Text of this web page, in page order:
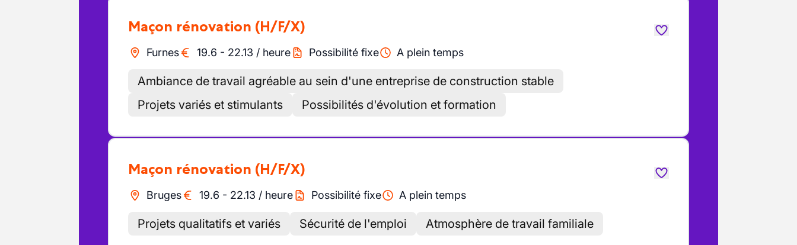
Maçon rénovation (H/F/X)
Furnes 19.6 - 22.13 / heure Possibilité fixe A plein temps
Ambiance de travail agréable au sein d'une entreprise de construction stable
Projets variés et stimulants
Possibilités d'évolution et formation
Maçon rénovation (H/F/X)
Bruges 19.6 - 22.13 / heure Possibilité fixe A plein temps
Projets qualitatifs et variés Sécurité de l'emploi Atmosphère de travail familiale